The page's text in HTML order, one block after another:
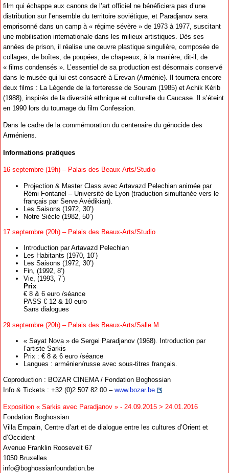
film qui échappe aux canons de l’art officiel ne bénéficiera pas d’une
distribution sur l’ensemble du territoire soviétique, et Paradjanov sera
emprisonné dans un camp à « régime sévère » de 1973 à 1977, suscitant
une mobilisation internationale dans les milieux artistiques. Dès ses
années de prison, il réalise une œuvre plastique singulière, composée de
collages, de boîtes, de poupées, de chapeaux, à la manière, dit-il, de
« films condensés ». L’essentiel de sa production est désormais conservé
dans le musée qui lui est consacré à Erevan (Arménie). Il tournera encore
deux films : La Légende de la forteresse de Souram (1985) et Achik Kérib
(1988), inspirés de la diversité ethnique et culturelle du Caucase. Il s’éteint
en 1990 lors du tournage du film Confession.
Dans le cadre de la commémoration du centenaire du génocide des
Arméniens.
Informations pratiques
16 septembre (19h) – Palais des Beaux-Arts/Studio
Projection & Master Class avec Artavazd Pelechian animée par
Rémi Fontanel – Université de Lyon (traduction simultanée vers le
français par Serve Avédikian).
Les Saisons (1972, 30’)
Notre Siècle (1982, 50’)
17 septembre (20h) – Palais des Beaux-Arts/Studio
Introduction par Artavazd Pelechian
Les Habitants (1970, 10’)
Les Saisons (1972, 30’)
Fin, (1992, 8’)
Vie, (1993, 7’)
Prix
€ 8 & 6 euro /séance
PASS € 12 & 10 euro
Sans dialogues
29 septembre (20h) – Palais des Beaux-Arts/Salle M
« Sayat Nova » de Sergei Paradjanov (1968). Introduction par
l’artiste Sarkis
Prix : € 8 & 6 euro /séance
Langues : arménien/russe avec sous-titres français.
Coproduction : BOZAR CINEMA / Fondation Boghossian
Info & Tickets : +32 (0)2 507 82 00 – www.bozar.be
Exposition « Sarkis avec Paradjanov » - 24.09.2015 > 24.01.2016
Fondation Boghossian
Villa Empain, Centre d’art et de dialogue entre les cultures d’Orient et
d’Occident
Avenue Franklin Roosevelt 67
1050 Bruxelles
info@boghossianfoundation.be